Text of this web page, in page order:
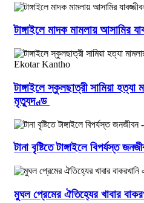
টাঙ্গাইলে মাদক মামলায় আসামির
টাঙ্গাইলে স্কুলছাত্রী সামিয়া হত্যা
মৃত্যুদণ্ড
টানা বৃষ্টিতে টাঙ্গাইলে বিপর্যস্ত
মুঘল প্রেমের ঐতিহ্যের খাবার